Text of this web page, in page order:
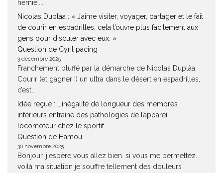
hernie....
Nicolas Duplàa : « J’aime visiter, voyager, partager et le fait
de courir en espadrilles, cela t’ouvre plus facilement aux
gens pour discuter avec eux. »
Question de Cyril pacing
3 décembre 2025
Franchement bluffé par la démarche de Nicolas Duplàa.
Courir (et gagner !) un ultra dans le désert en espadrilles,
c’est...
Idée reçue : L’inégalité de longueur des membres
inférieurs entraine des pathologies de l’appareil
locomoteur chez le sportif
Question de Hamou
30 novembre 2025
Bonjour, j'espère vous allez bien. si vous me permettez.
voilà ma situation je souffre tellement des douleurs